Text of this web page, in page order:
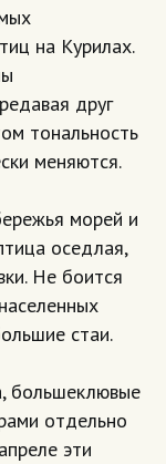
на Курилах.
друг
тональность
меняются.
морей и
оседлая,
Не боится
стаи.
большеклювые
отдельно
эти